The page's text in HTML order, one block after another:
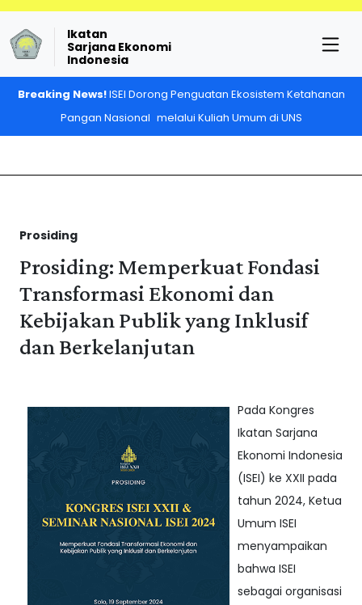
Ikatan
Sarjana Ekonomi
Indonesia
Breaking News!ISEI Dorong Penguatan Ekosistem Ketahanan
Pangan Nasional melalui Kuliah Umum di UNS
Prosiding
Prosiding: Memperkuat Fondasi
Transformasi Ekonomi dan
Kebijakan Publik yang Inklusif
dan Berkelanjutan
Pada Kongres
Ikatan Sarjana
Ekonomi Indonesia
(ISEI) ke XXII pada
tahun 2024, Ketua
Umum ISEI
menyampaikan
bahwa ISEI
sebagai organisasi